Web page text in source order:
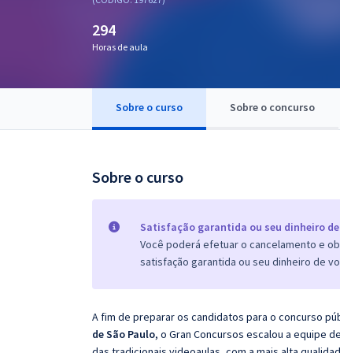
OAB
294
Horas de aula
Sobre o curso Sobre o concurso
Sobre o curso
Satisfação garantida ou seu dinheiro
Você poderá efetuar o cancelamento e
satisfação garantida ou seu dinheiro de
A fim de preparar os candidatos para o concurso
de São Paulo, o Gran Concursos escalou a equipe